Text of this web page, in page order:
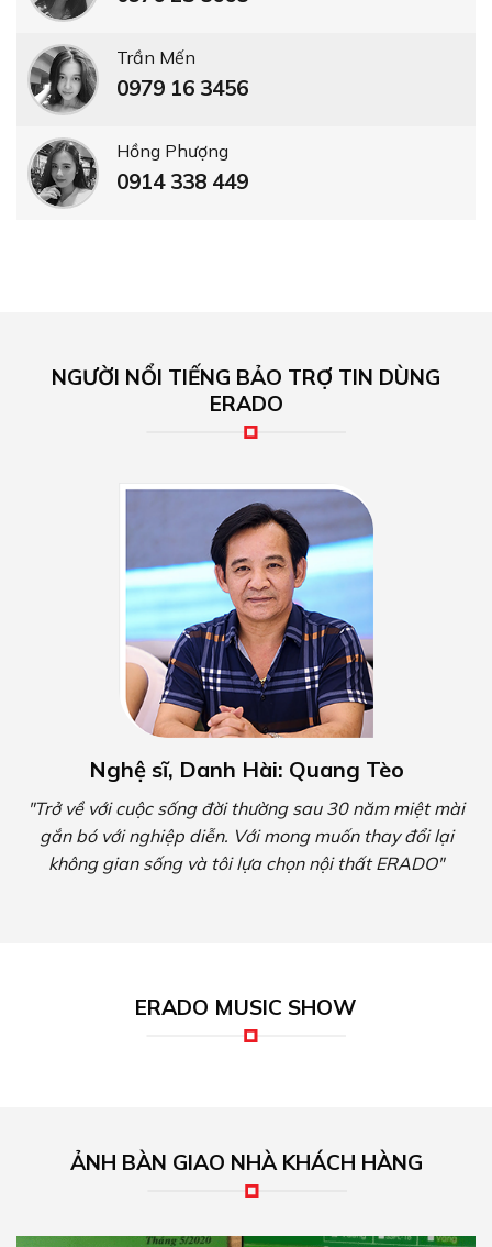
Trần Mến
0979 16 3456
Hồng Phượng
0914 338 449
NGƯỜI NỔI TIẾNG BẢO TRỢ TIN DÙNG
ERADO
Nghệ sĩ, Danh Hài: Quang Tèo
"Trở về với cuộc sống đời thường sau 30 năm miệt mài
gắn bó với nghiệp diễn. Với mong muốn thay đổi lại
không gian sống và tôi lựa chọn nội thất ERADO"
ERADO MUSIC SHOW
ẢNH BÀN GIAO NHÀ KHÁCH HÀNG